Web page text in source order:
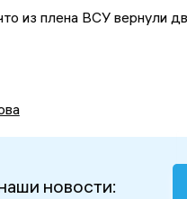
из плена ВСУ вернули
новости: